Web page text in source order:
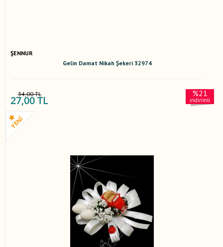
ŞENNUR
Gelin Damat Nikah Şekeri 32974
34,00 TL
27,00 TL
%21
indirimli